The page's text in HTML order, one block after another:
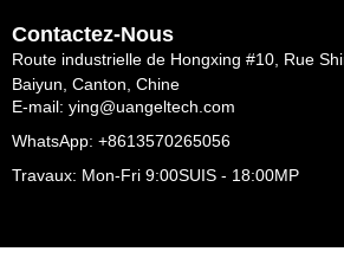
Contactez-Nous
Route industrielle de Hongxing #10, Rue
Baiyun, Canton, Chine
E-mail: ying@uangeltech.com
WhatsApp: +8613570265056
Travaux: Mon-Fri 9:00SUIS - 18:00MP